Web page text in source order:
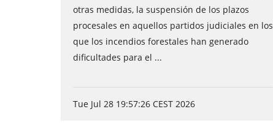
otras medidas, la suspensión de los plazos
procesales en aquellos partidos judiciales en los
que los incendios forestales han generado
dificultades para el ...
Tue Jul 28 19:57:26 CEST 2026